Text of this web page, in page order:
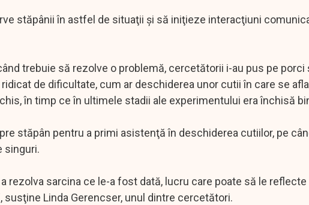
stăpânii în astfel de situaţii şi să iniţieze interacţiuni
trebuie să rezolve o problemă, cercetătorii i-au pus pe porci
de dificultate, cum ar deschiderea unor cutii în care se
în timp ce în ultimele stadii ale experimentului era închisă
stăpân pentru a primi asistenţă în deschiderea cutiilor, pe
singuri.
rezolva sarcina ce le-a fost dată, lucru care poate să le reflecte
Linda Gerencser, unul dintre cercetători.